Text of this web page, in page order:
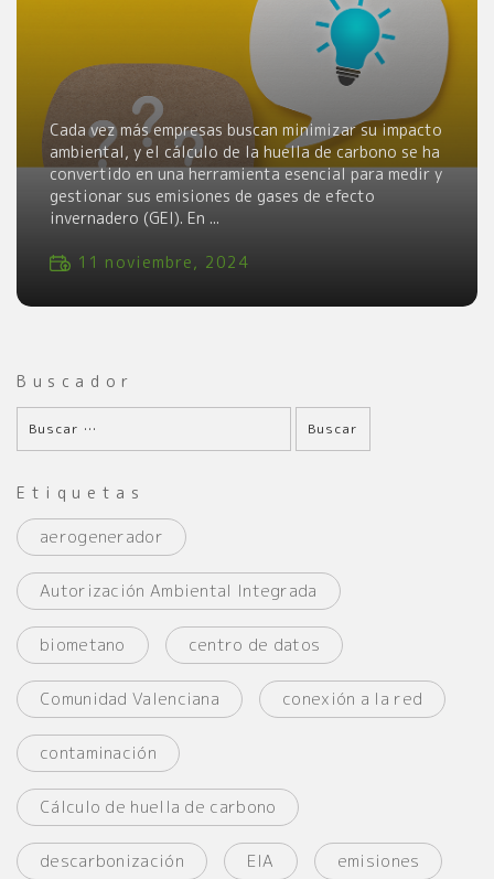
Cada vez más empresas buscan minimizar su impacto
ambiental, y el cálculo de la huella de carbono se ha
convertido en una herramienta esencial para medir y
gestionar sus emisiones de gases de efecto
invernadero (GEI). En ...
11 noviembre, 2024
Buscador
Etiquetas
aerogenerador
Autorización Ambiental Integrada
biometano centro de datos
Comunidad Valenciana conexión a la red
contaminación
Cálculo de huella de carbono
descarbonización EIA emisiones